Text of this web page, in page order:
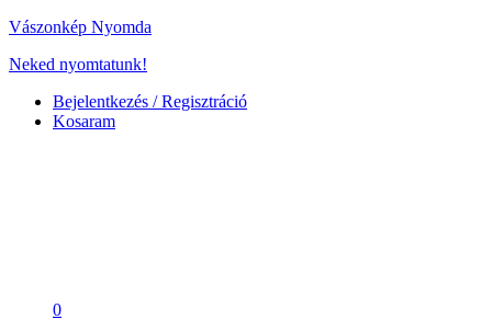
Vászonkép Nyomda
Neked nyomtatunk!
Bejelentkezés / Regisztráció
Kosaram
0